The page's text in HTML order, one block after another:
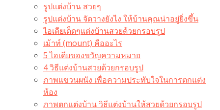
รูปแต่งบ้าน สวยๆ
รูปแต่งบ้าน จัดวางยังไง ให้บ้านคุณน่าอยู่ยิ่งขึ้น
ไอเดียเด็ดๆแต่งบ้านสวยด้วยกรอบรูป
เม้าท์ (mount) คืออะไร​
5 ไอเดียของขวัญความหมาย
4 วิธีแต่งบ้านสวยด้วยกรอบรูป
ภาพแขวนผนัง เพื่อความประทับใจในการตกแต่ง
ห้อง
ภาพตกแต่งบ้าน วิธีแต่งบ้านให้สวยด้วยกรอบรูป